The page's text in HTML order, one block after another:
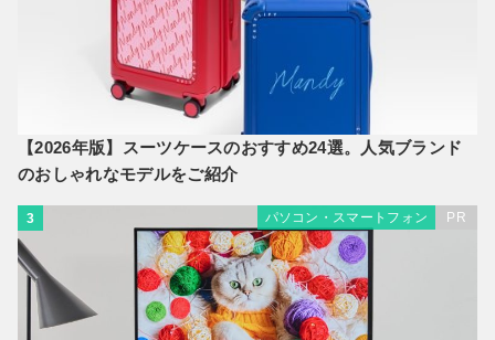
【2026年版】スーツケースのおすすめ24選。人気ブランド
のおしゃれなモデルをご紹介
3 パソコン・スマートフォン PR